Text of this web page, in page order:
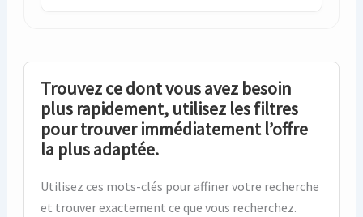
Trouvez ce dont vous avez besoin
plus rapidement, utilisez les filtres
pour trouver immédiatement l’offre
la plus adaptée.
Utilisez ces mots-clés pour affiner votre recherche
et trouver exactement ce que vous recherchez.